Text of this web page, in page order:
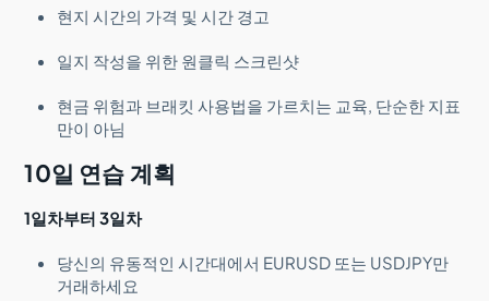
현지 시간의 가격 및 시간 경고
일지 작성을 위한 원클릭 스크린샷
현금 위험과 브래킷 사용법을 가르치는 교육, 단순한 지표
만이 아님
10일 연습 계획
1일차부터 3일차
당신의 유동적인 시간대에서 EURUSD 또는 USDJPY만
거래하세요